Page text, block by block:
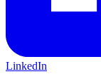
LinkedIn